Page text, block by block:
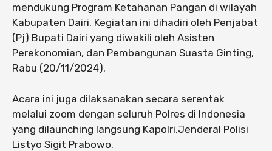
mendukung Program Ketahanan Pangan di wilayah
Kabupaten Dairi. Kegiatan ini dihadiri oleh Penjabat
(Pj) Bupati Dairi yang diwakili oleh Asisten
Perekonomian, dan Pembangunan Suasta Ginting,
Rabu (20/11/2024).
Acara ini juga dilaksanakan secara serentak
melalui zoom dengan seluruh Polres di Indonesia
yang dilaunching langsung Kapolri,Jenderal Polisi
Listyo Sigit Prabowo.